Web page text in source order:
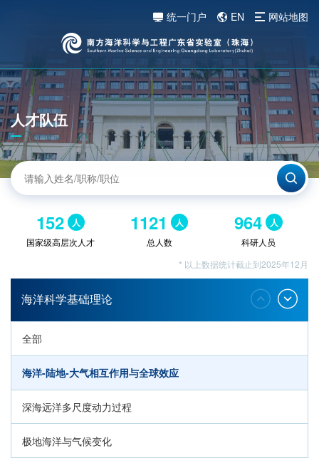
统一门户 EN 网站地图
人才队伍
152 人
国家级高层次人才
1121 人
总人数
964 人
科研人员
* 以上数据统计截止到2025年12月
海洋科学基础理论
全部
海洋-陆地-大气相互作用与全球效应
深海远洋多尺度动力过程
极地海洋与气候变化